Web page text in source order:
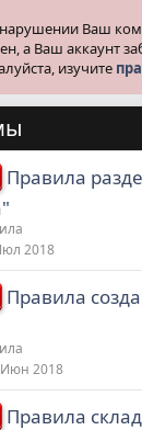
Ваш
а Ваш аккаунт
изучите
Правила
2018
Правила
2018
Правила